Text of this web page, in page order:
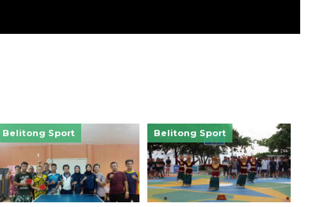
Belitong Sport Belitong Sport